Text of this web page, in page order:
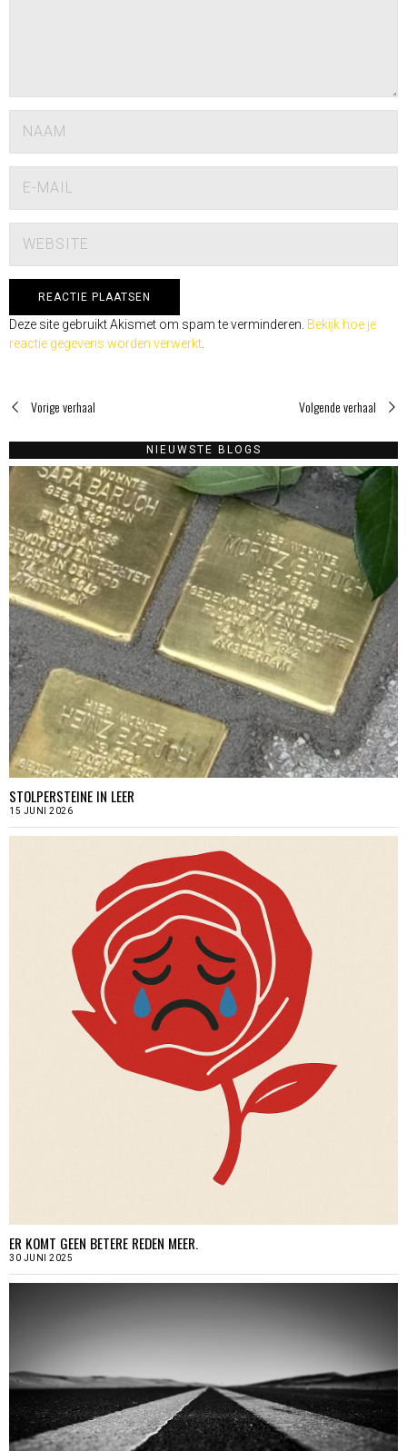
Deze site gebruikt Akismet om spam te verminderen. Bekijk hoe je
reactie gegevens worden verwerkt.
Vorige verhaal Volgende verhaal
NIEUWSTE BLOGS
STOLPERSTEINE IN LEER
15 JUNI 2026
ER KOMT GEEN BETERE REDEN MEER.
30 JUNI 2025